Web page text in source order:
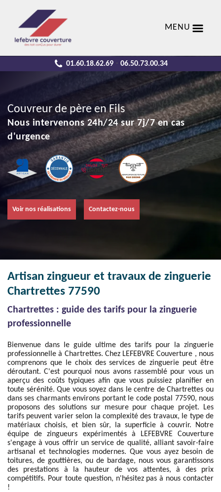
MENU
01.60.18.62.69 - 06.50.73.00.34
Couvreur de père en Fils
Nous intervenons 24h/24 sur 7j/7 en cas
d'urgence
Voir nos réalisations Contactez-nous
Artisan zingueur et travaux de zinguerie
Chartrettes 77590
Chartrettes : guide des tarifs pour la zinguerie
professionnelle
Bienvenue dans le guide ultime des tarifs pour la zinguerie
professionnelle à Chartrettes. Chez LEFEBVRE Couverture , nous
comprenons que le choix des services de zinguerie peut être
déroutant. C'est pourquoi nous avons rassemblé pour vous un
aperçu des coûts typiques afin que vous puissiez planifier en
toute sérénité. Que vous soyez dans le centre de Chartrettes ou
dans ses charmants environs portant le code postal 77590, nous
proposons des solutions sur mesure pour chaque projet. Les
tarifs peuvent varier selon la complexité des travaux, le type de
matériaux choisis, et bien sûr, la superficie à couvrir. Notre
équipe de zingueurs expérimentés à LEFEBVRE Couverture
s'engage à vous offrir un service de qualité, alliant savoir-faire
artisanal et technologies modernes. Que vous ayez besoin de
toitures, de gouttières, ou de bardage, nous vous garantissons
des prestations à la hauteur de vos attentes, à des prix
compétitifs. Pour toute question, n'hésitez pas à nous contacter
!